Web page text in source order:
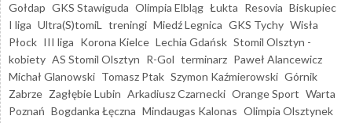
Gołdap GKS Stawiguda Olimpia Elbląg Łukta Resovia Biskupiec
I liga Ultra(S)tomiL treningi Miedź Legnica GKS Tychy Wisła
Płock III liga Korona Kielce Lechia Gdańsk Stomil Olsztyn -
kobiety AS Stomil Olsztyn R-Gol terminarz Paweł Alancewicz
Michał Glanowski Tomasz Ptak Szymon Kaźmierowski Górnik
Zabrze Zagłębie Lubin Arkadiusz Czarnecki Orange Sport Warta
Poznań Bogdanka Łęczna Mindaugas Kalonas Olimpia Olsztynek